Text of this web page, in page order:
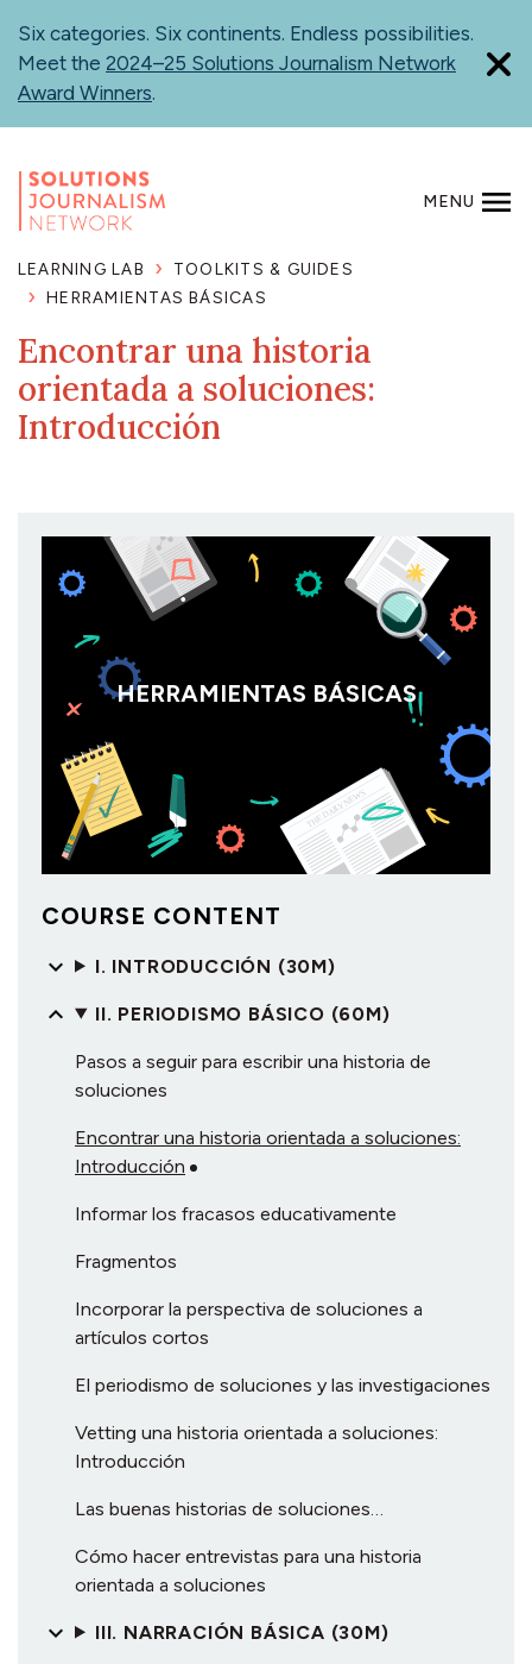
main
content
Six categories. Six continents. Endless possibilities.
Meet the 2024–25 Solutions Journalism Network
Award Winners.
MENU
LEARNING LAB
TOOLKITS & GUIDES
HERRAMIENTAS BÁSICAS
Encontrar una historia
orientada a soluciones:
Introducción
HERRAMIENTAS BÁSICAS
COURSE CONTENT
I. INTRODUCCIÓN (30M)
II. PERIODISMO BÁSICO (60M)
Pasos a seguir para escribir una historia de
soluciones
Encontrar una historia orientada a soluciones:
Introducción
Informar los fracasos educativamente
Fragmentos
Incorporar la perspectiva de soluciones a
artículos cortos
El periodismo de soluciones y las investigaciones
Vetting una historia orientada a soluciones:
Introducción
Las buenas historias de soluciones…
Cómo hacer entrevistas para una historia
orientada a soluciones
III. NARRACIÓN BÁSICA (30M)